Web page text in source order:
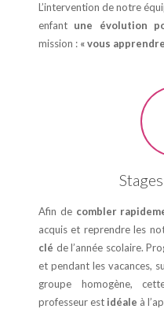
L’intervention de notre
enfant une évolution
mission : « vous
Afin de combler
acquis et reprendre les
clé de l’année scolaire.
et pendant les vacances,
groupe homogène,
professeur est idéale à